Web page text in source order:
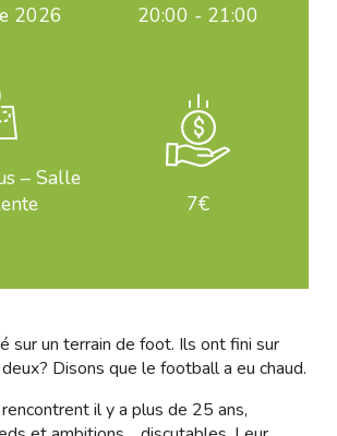
2026 20:00 - 21:00
– Salle
7€
sur un terrain de foot. Ils ont fini sur
Disons que le football a eu chaud.
il y a plus de 25 ans,